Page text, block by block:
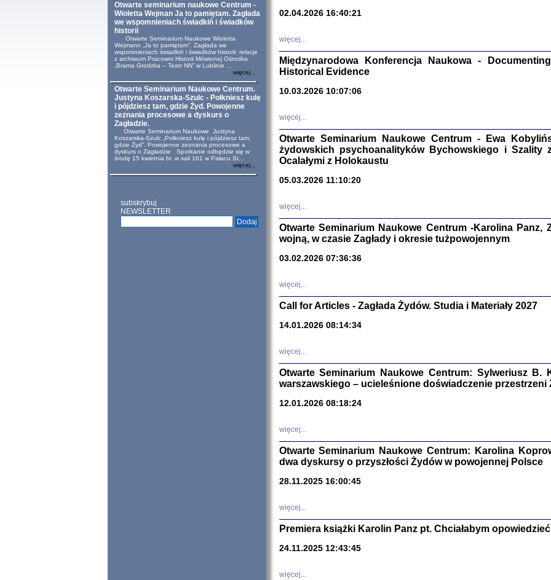
Otwarte seminarium naukowe Centrum -
Wioletta Wejman Ja to pamiętam. Zagłada
we wspomnieniach świadkiń i świadków
historii
Otwarte Seminarium Naukowe Wioletta
Wejmann „Ja to pamiętam”. Zagłada we
wspomnieniach świadkiń i świadków historii: relacje
z archiwum Pracowni Historii Mówionej Ośrodka
„Brama Grodzka – Teatr NN” w Lublinie ...
więcej...
Otwarte Seminarium Naukowe Centrum.
Justyna Koszarska-Szulc - Połkniesz kulę
i pójdziesz tam, gdzie Żyd. Powojenne
zeznania procesowe a dyskurs o
Zagładzie.
Otwarte Seminarium Naukowe Justyna
Koszarska-Szulc „Połkniesz kulę i pójdziesz tam,
gdzie Żyd”. Powojenne zeznania procesowe a
dyskurs o Zagładzie Spotkanie odbędzie się w
środę 15 kwietnia br. w sali 161 w Pałacu St...
więcej...
subskrybuj
NEWSLETTER
Studia i
nr 17, R. 2021
Warszawa
NIE WIEMY CO
Dziennik
Moszek Baum, oprac.
Zagłada
'z
Józef Zelkowicz,
CZYTAJĄC
02.04.2026 16:40:21
więcej...
Międzynarodowa Konferencja Naukowa -
Historical Evidence
10.03.2026 10:07:06
więcej...
Otwarte Seminarium Naukowe Centrum - Ewa
żydowskich psychoanalityków Bychowskiego i
Ocalałymi z Holokaustu
05.03.2026 11:10:20
więcej...
Otwarte Seminarium Naukowe Centrum -Karolina Panz,
wojną, w czasie Zagłady i okresie tużpowojennym
03.02.2026 07:36:36
więcej...
Call for Articles - Zagłada Żydów. Studia i Materiały 2027
14.01.2026 08:14:34
więcej...
Otwarte Seminarium Naukowe Centrum: Sylweriusz B.
warszawskiego – ucieleśnione doświadczenie przestrzeni
12.01.2026 08:18:24
więcej...
Otwarte Seminarium Naukowe Centrum: Karolina
dwa dyskursy o przyszłości Żydów w powojennej Polsce
28.11.2025 16:00:45
więcej...
Premiera książki Karolin Panz pt. Chciałabym
24.11.2025 12:43:45
więcej...